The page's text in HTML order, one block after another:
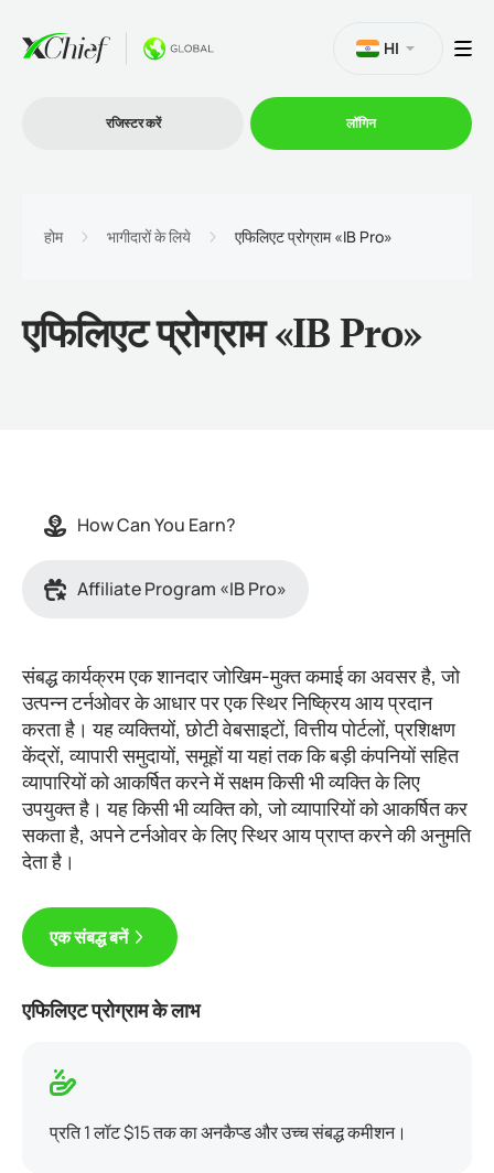
प्रोमोशन
HI
रजिस्टर करें लॉगिन
होम भागीदारों के लिये एफिलिएट प्रोग्राम «IB Pro»
एफिलिएट प्रोग्राम «IB Pro»
How Can You Earn?
Affiliate Program «IB Pro»
संबद्ध कार्यक्रम एक शानदार जोखिम-मुक्त कमाई का अवसर है, जो
उत्पन्न टर्नओवर के आधार पर एक स्थिर निष्क्रिय आय प्रदान
करता है। यह व्यक्तियों, छोटी वेबसाइटों, वित्तीय पोर्टलों, प्रशिक्षण
केंद्रों, व्यापारी समुदायों, समूहों या यहां तक कि बड़ी कंपनियों सहित
व्यापारियों को आकर्षित करने में सक्षम किसी भी व्यक्ति के लिए
उपयुक्त है। यह किसी भी व्यक्ति को, जो व्यापारियों को आकर्षित कर
सकता है, अपने टर्नओवर के लिए स्थिर आय प्राप्त करने की अनुमति
देता है।
एक संबद्ध बनें
एफिलिएट प्रोग्राम के लाभ
प्रति 1 लॉट $15 तक का अनकैप्ड और उच्च संबद्ध कमीशन।